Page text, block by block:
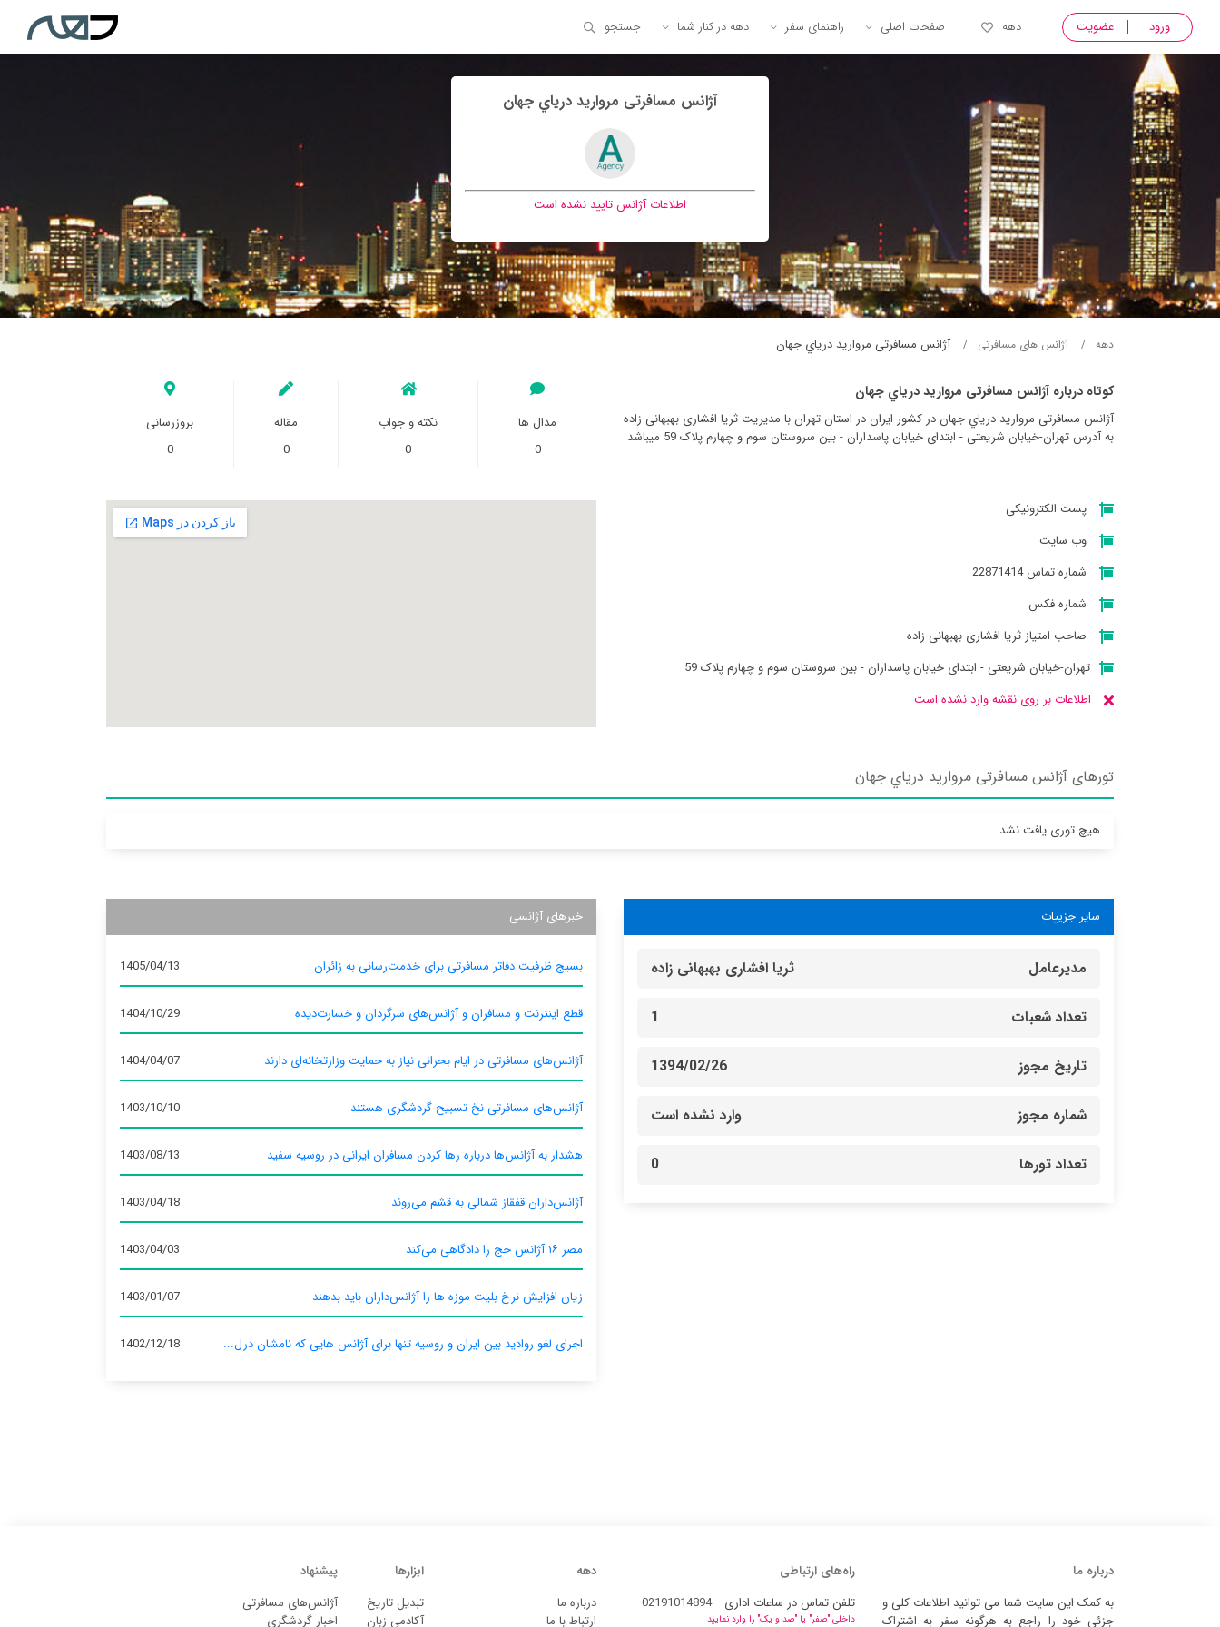
ورود عضویت دهه صفحات اصلی راهنمای سفر دهه در کنار شما جستجو
آژانس مسافرتی مرواريد درياي جهان
اطلاعات آژانس تایید نشده است
دهه آژانس های مسافرتی آژانس مسافرتی مرواريد درياي جهان
کوتاه درباره آژانس مسافرتی مرواريد درياي جهان
آژانس مسافرتی مرواريد درياي جهان در کشور ایران در استان تهران با مدیریت ثریا افشاری بهبهانی زاده
به آدرس تهران-خیابان شریعتی - ابتدای خیابان پاسداران - بین سروستان سوم و چهارم پلاک 59 میباشد
مدال ها
0
نکته و جواب
0
مقاله
0
بروزرسانی
0
پست الکترونیکی
وب سایت
شماره تماس 22871414
شماره فکس
صاحب امتیاز ثریا افشاری بهبهانی زاده
تهران-خیابان شریعتی - ابتدای خیابان پاسداران - بین سروستان سوم و چهارم پلاک 59
اطلاعات بر روی نقشه وارد نشده است
تورهای آژانس مسافرتی مرواريد درياي جهان
هیچ توری یافت نشد
سایر جزییات
مدیرعامل ثریا افشاری بهبهانی زاده
تعداد شعبات 1
تاریخ مجوز 1394/02/26
شماره مجوز وارد نشده است
تعداد تورها 0
خبرهای آژانسی
بسیج ظرفیت دفاتر مسافرتی برای خدمت‌رسانی به زائران 1405/04/13
قطع اینترنت و مسافران و آژانس‌های سرگردان و خسارت‌دیده 1404/10/29
آژانس‌های مسافرتی در ایام بحرانی نیاز به حمایت وزارتخانه‌ای دارند 1404/04/07
آژانس‌های مسافرتی نخ تسبیح گردشگری هستند 1403/10/10
هشدار به آژانس‌ها درباره رها کردن مسافران ایرانی در روسیه سفید 1403/08/13
آژانس‌داران قفقاز شمالی به قشم می‌روند 1403/04/18
مصر ۱۶ آژانس حج را دادگاهی می‌کند 1403/04/03
زیان افزایش نرخ بلیت موزه ها را آژانس‌داران باید بدهند 1403/01/07
اجرای لغو روادید بین ایران و روسیه تنها برای آژانس‌ هایی که نامشان درل... 1402/12/18
درباره ما
به کمک این سایت شما می توانید اطلاعات کلی و
جزئی خود را راجع به هرگونه سفر به اشتراک
راه‌های ارتباطی
تلفن تماس در ساعات اداری
02191014894
داخلی "صفر" یا "صد و یک" را وارد نمایید
دهه
درباره ما
ارتباط با ما
ابزارها
تبدیل تاریخ
آکادمی زبان
پیشنهاد
آژانس‌های مسافرتی
اخبار گردشگری